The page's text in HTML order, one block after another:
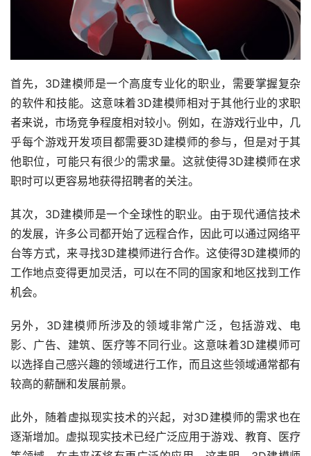
首先，3D建模师是一个高度专业化的职业，需要掌握复杂
的软件和技能。这意味着3D建模师相对于其他行业的求职
者来说，市场竞争程度相对较小。例如，在游戏行业中，几
乎每个游戏开发项目都需要3D建模师的参与，但是对于其
他职位，可能只有很少的需求量。这就使得3D建模师在求
职时可以更容易地获得招聘者的关注。
其次，3D建模师是一个全球性的职业。由于现代通信技术
的发展，许多公司都开始了远程合作，因此可以通过网络平
台等方式，来寻找3D建模师进行合作。这使得3D建模师的
工作地点变得更加灵活，可以在不同的国家和地区找到工作
机会。
另外，3D建模师所涉及的领域非常广泛，包括游戏、电
影、广告、建筑、医疗等不同行业。这意味着3D建模师可
以选择自己感兴趣的领域进行工作，而且这些领域通常都有
较高的薪酬和发展前景。
此外，随着虚拟现实技术的兴起，对3D建模师的需求也在
逐渐增加。虚拟现实技术已经广泛应用于游戏、教育、医疗